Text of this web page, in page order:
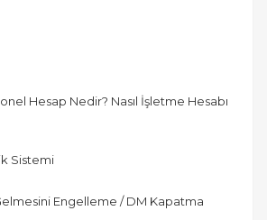
Hesap Nedir? Nasıl İşletme Hesabı
Sistemi
Engelleme / DM Kapatma